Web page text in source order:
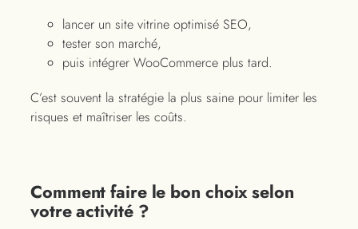
lancer un site vitrine optimisé SEO,
tester son marché,
puis intégrer WooCommerce plus tard.
C’est souvent la stratégie la plus saine pour limiter les
risques et maîtriser les coûts.
Comment faire le bon choix selon
votre activité ?